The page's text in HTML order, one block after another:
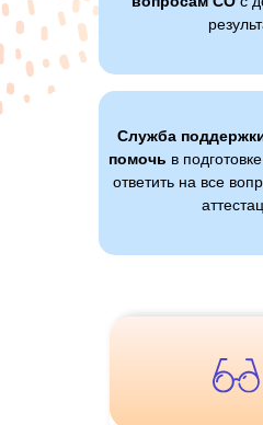
Служба
помочь в
ответить на все